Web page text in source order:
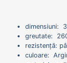
dimensiuni:
greutate:
rezistență:
culoare: